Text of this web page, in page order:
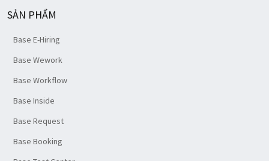
SẢN PHẨM
Base E-Hiring
Base Wework
Base Workflow
Base Inside
Base Request
Base Booking